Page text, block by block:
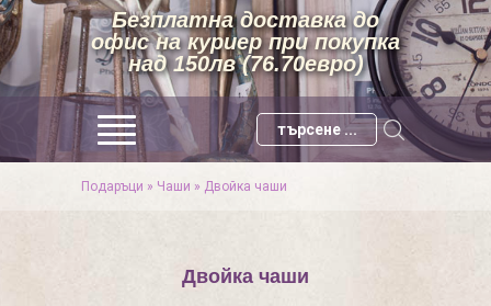
Безплатна доставка до
офис на куриер при покупка
над 150лв (76.70евро)
Подаръци » Чаши » Двойкa чаши
Двойкa чаши